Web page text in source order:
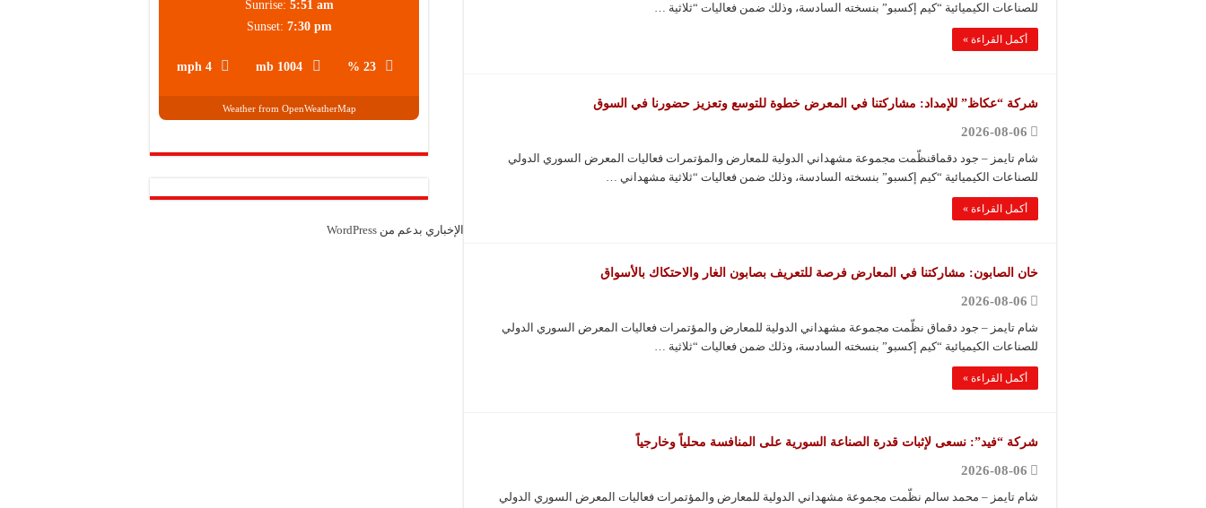
للصناعات الكيميائية “كيم إكسبو” بنسخته السادسة، وذلك ضمن فعاليات “ثلاثية …
أكمل القراءة »
شركة “عكاظ” للإمداد: مشاركتنا في المعرض خطوة للتوسع وتعزيز حضورنا في السوق
2026-08-06
شام تايمز – جود دقماقنظّمت مجموعة مشهداني الدولية للمعارض والمؤتمرات فعاليات المعرض السوري الدولي
للصناعات الكيميائية “كيم إكسبو” بنسخته السادسة، وذلك ضمن فعاليات “ثلاثية مشهداني …
أكمل القراءة »
خان الصابون: مشاركتنا في المعارض فرصة للتعريف بصابون الغار والاحتكاك بالأسواق
2026-08-06
شام تايمز – جود دقماق نظّمت مجموعة مشهداني الدولية للمعارض والمؤتمرات فعاليات المعرض السوري الدولي
للصناعات الكيميائية “كيم إكسبو” بنسخته السادسة، وذلك ضمن فعاليات “ثلاثية …
أكمل القراءة »
شركة “فيد”: نسعى لإثبات قدرة الصناعة السورية على المنافسة محلياً وخارجياً
2026-08-06
شام تايمز – محمد سالم نظّمت مجموعة مشهداني الدولية للمعارض والمؤتمرات فعاليات المعرض السوري الدولي
23 %
1004 mb
4 mph
Sunrise: 5:51 am
Sunset: 7:30 pm
Weather from OpenWeatherMap
الإخباري بدعم من WordPress